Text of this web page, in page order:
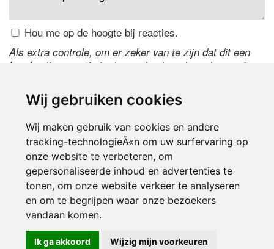
Wij gebruiken cookies
Wij maken gebruik van cookies en andere
tracking-technologieÃ«n om uw surfervaring op
onze website te verbeteren, om
gepersonaliseerde inhoud en advertenties te
tonen, om onze website verkeer te analyseren
en om te begrijpen waar onze bezoekers
vandaan komen.
Ik ga akkoord Wijzig mijn voorkeuren
Hou me op de hoogte bij reacties.
Als extra controle, om er zeker van te zijn dat dit een
handmatige reactie is, typ onderstaande code over in
de code te wijzigen.
© 2000-2026 UFE Media:Managersonline.nl|Brisk magazine